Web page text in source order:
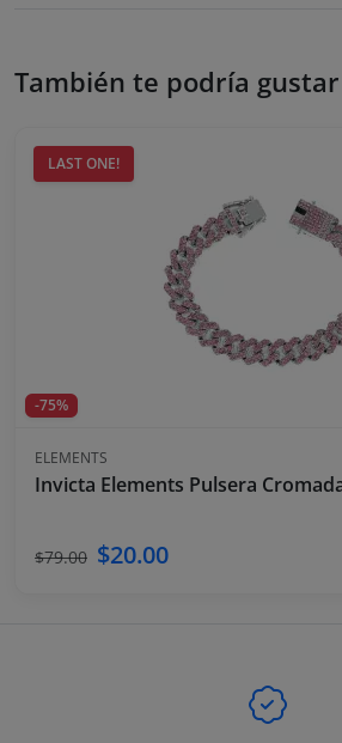
También te podría gustar
LAST ONE!
-75%
ELEMENTS
Invicta Elements Pulsera
$79.00 $20.00